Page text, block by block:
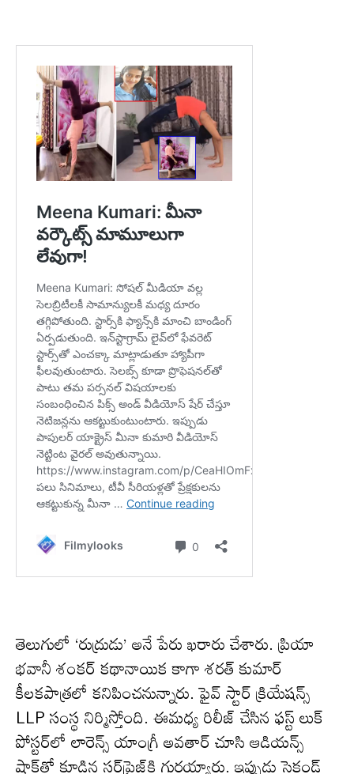
తెలుగులో ‘రుద్రుడు’ అనే పేరు ఖరారు చేశారు. ప్రియా
భవానీ శంకర్ కథానాయిక కాగా శరత్ కుమార్
కీలకపాత్రలో కనిపించనున్నారు. ఫైవ్ స్టార్ క్రియేషన్స్
LLP సంస్థ నిర్మిస్తోంది. ఈమధ్య రిలీజ్ చేసిన ఫస్ట్ లుక్
పోస్టర్‌లో లారెన్స్ యాంగ్రీ అవతార్ చూసి ఆడియన్స్
షాక్‌తో కూడిన సర్‌ప్రైజ్‌కి గురయ్యారు. ఇప్పుడు సెకండ్